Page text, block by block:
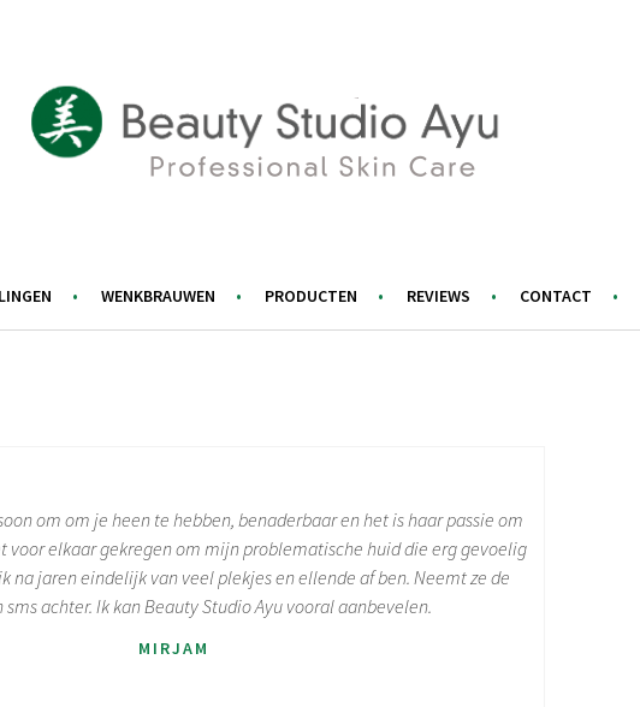
STUDIO AYU
WENKBRAUWEN PRODUCTEN REVIEWS CONTACT
om om je heen te hebben, benaderbaar en het is haar passie om
voor elkaar gekregen om mijn problematische huid die erg gevoelig
na jaren eindelijk van veel plekjes en ellende af ben. Neemt ze de
achter. Ik kan Beauty Studio Ayu vooral aanbevelen.
MIRJAM